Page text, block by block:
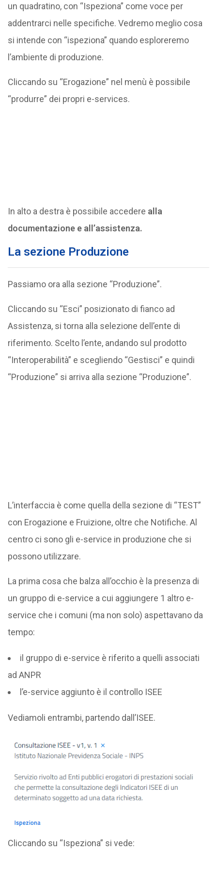
un quadratino, con “Ispeziona” come voce per
addentrarci nelle specifiche. Vedremo meglio cosa
si intende con “ispeziona” quando esploreremo
l’ambiente di produzione.
Cliccando su “Erogazione” nel menù è possibile
“produrre” dei propri e-services.
In alto a destra è possibile accedere alla
documentazione e all’assistenza.
La sezione Produzione
Passiamo ora alla sezione “Produzione”.
Cliccando su “Esci” posizionato di fianco ad
Assistenza, si torna alla selezione dell’ente di
riferimento. Scelto l’ente, andando sul prodotto
“Interoperabilità” e scegliendo “Gestisci” e quindi
“Produzione” si arriva alla sezione “Produzione”.
L’interfaccia è come quella della sezione di “TEST”
con Erogazione e Fruizione, oltre che Notifiche. Al
centro ci sono gli e-service in produzione che si
possono utilizzare.
La prima cosa che balza all’occhio è la presenza di
un gruppo di e-service a cui aggiungere 1 altro e-
service che i comuni (ma non solo) aspettavano da
tempo:
il gruppo di e-service è riferito a quelli associati
ad ANPR
l’e-service aggiunto è il controllo ISEE
Vediamoli entrambi, partendo dall’ISEE.
Cliccando su “Ispeziona” si vede: